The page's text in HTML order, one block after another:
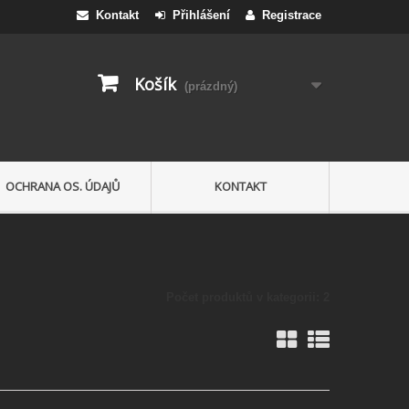
Registrace
Přihlášení
Kontakt
Košík (prázdný)
OCHRANA OS. ÚDAJŮ KONTAKT